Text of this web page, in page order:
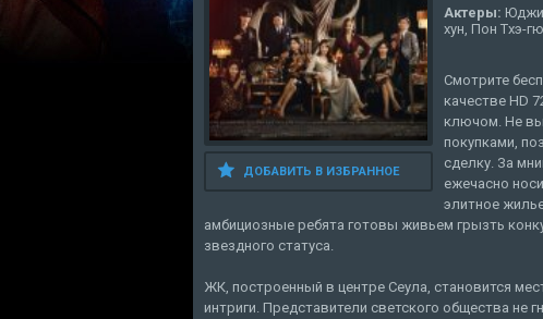
ДОБАВИТЬ В ИЗБРАННОЕ
Актеры:
хун, Пон Тхэ-
Смотрите
качестве HD
ключом. Не
покупками,
сделку. За
ежечасно
элитное
амбициозные ребята готовы живьем грызть
звездного статуса.
ЖК, построенный в центре Сеула, становится
интриги. Представители светского общества